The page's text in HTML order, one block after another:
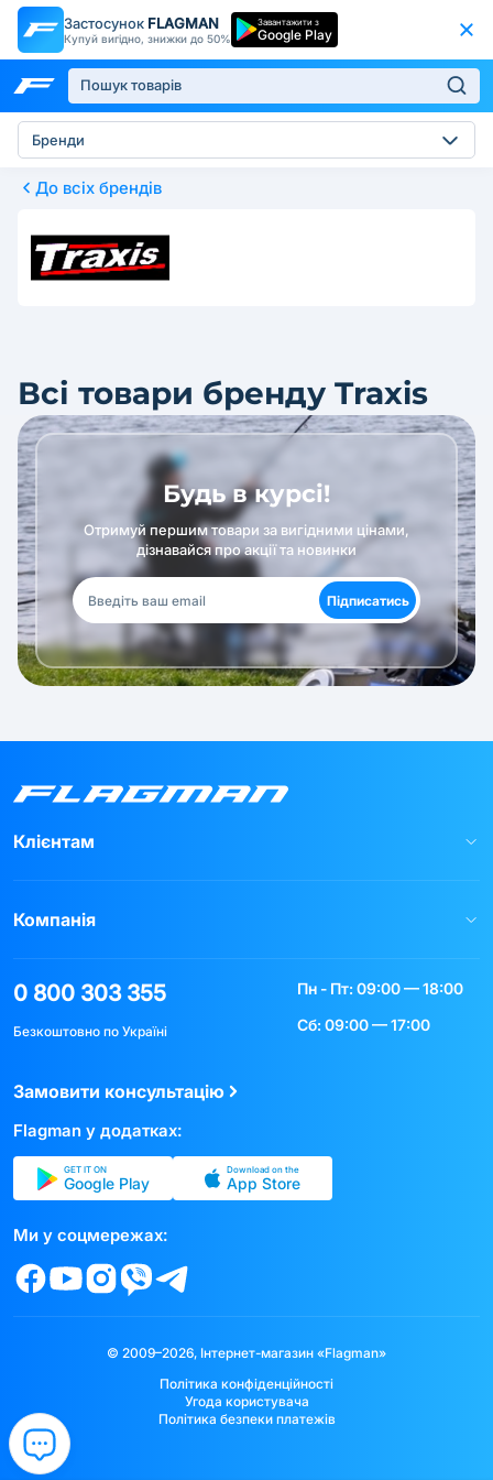
Застосунок FLAGMAN
Купуй вигідно, знижки до 50%
Завантажити з
Google Play
Бренди
До всіх брендів
Всі товари бренду Traxis
Будь в курсі!
Отримуй першим товари за вигідними цінами,
дізнавайся про акції та новинки
Підписатись
Клієнтам
Компанія
0 800 303 355
Безкоштовно по Україні
Пн - Пт: 09:00 — 18:00
Сб: 09:00 — 17:00
Замовити консультацію
Flagman у додатках:
GET IT ON
Google Play
Download on the
App Store
Ми у соцмережах:
© 2009–2026, Інтернет-магазин «Flagman»
Політика конфіденційності
Угода користувача
Політика безпеки платежів